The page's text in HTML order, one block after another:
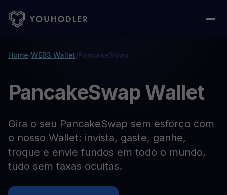
Home/WEB3 Wallet/PancakeSwap
PancakeSwap Wallet
Gira o seu PancakeSwap sem esforço com
o nosso Wallet: invista, gaste, ganhe,
troque e envie fundos em todo o mundo,
tudo sem taxas ocultas.